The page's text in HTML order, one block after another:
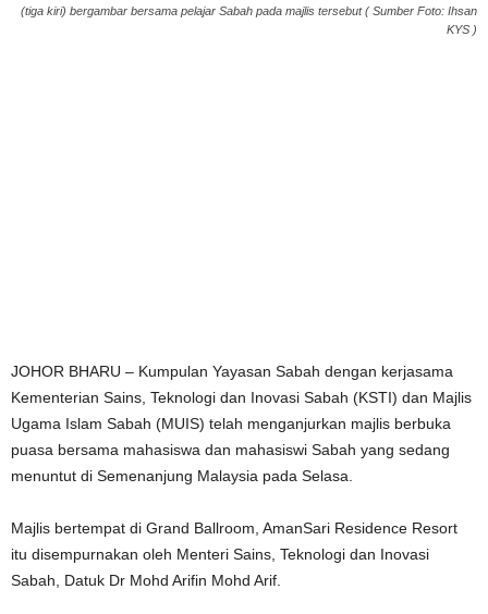
(tiga kiri) bergambar bersama pelajar Sabah pada majlis tersebut ( Sumber Foto: Ihsan
KYS )
JOHOR BHARU – Kumpulan Yayasan Sabah dengan kerjasama
Kementerian Sains, Teknologi dan Inovasi Sabah (KSTI) dan Majlis
Ugama Islam Sabah (MUIS) telah menganjurkan majlis berbuka
puasa bersama mahasiswa dan mahasiswi Sabah yang sedang
menuntut di Semenanjung Malaysia pada Selasa.
Majlis bertempat di Grand Ballroom, AmanSari Residence Resort
itu disempurnakan oleh Menteri Sains, Teknologi dan Inovasi
Sabah, Datuk Dr Mohd Arifin Mohd Arif.